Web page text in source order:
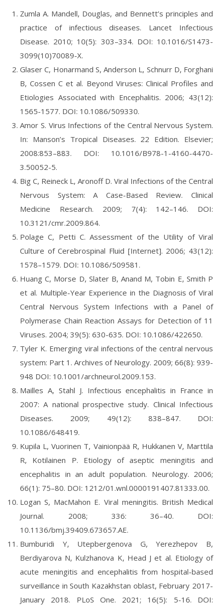
Zumla A. Mandell, Douglas, and Bennett’s principles and
practice of infectious diseases. Lancet Infectious
Disease. 2010; 10(5): 303–334. DOI: 10.1016/S1473-
3099(10)70089-X.
Glaser C, Honarmand S, Anderson L, Schnurr D, Forghani
B, Cossen C et al. Beyond Viruses: Clinical Profiles and
Etiologies Associated with Encephalitis. 2006; 43(12):
1565-1577. DOI: 10.1086/509330.
Amor S. Virus Infections of the Central Nervous System.
In: Manson’s Tropical Diseases. 22 Edition. Elsevier;
2008:853–883. DOI: 10.1016/B978-1-4160-4470-
3.50052-5.
Big C, Reineck L, Aronoff D. Viral Infections of the Central
Nervous System: A Case-Based Review. Clinical
Medicine Research. 2009; 7(4): 142–146. DOI:
10.3121/cmr.2009.864.
Polage C, Petti C. Assessment of the Utility of Viral
Culture of Cerebrospinal Fluid [Internet]. 2006; 43(12):
1578–1579. DOI: 10.1086/509581.
Huang C, Morse D, Slater B, Anand M, Tobin E, Smith P
et al. Multiple-Year Experience in the Diagnosis of Viral
Central Nervous System Infections with a Panel of
Polymerase Chain Reaction Assays for Detection of 11
Viruses. 2004; 39(5): 630-635. DOI: 10.1086/422650.
Tyler K. Emerging viral infections of the central nervous
system: Part 1. Archives of Neurology. 2009; 66(8): 939-
948 DOI: 10.1001/archneurol.2009.153.
Mailles A, Stahl J. Infectious encephalitis in France in
2007: A national prospective study. Clinical Infectious
Diseases. 2009; 49(12): 838–847. DOI:
10.1086/648419.
Kupila L, Vuorinen T, Vainionpää R, Hukkanen V, Marttila
R, Kotilainen P. Etiology of aseptic meningitis and
encephalitis in an adult population. Neurology. 2006;
66(1): 75–80. DOI: 1212/01.wnl.0000191407.81333.00.
Logan S, MacMahon E. Viral meningitis. British Medical
Journal. 2008; 336: 36–40. DOI:
10.1136/bmj.39409.673657.AE.
Bumburidi Y, Utepbergenova G, Yerezhepov B,
Berdiyarova N, Kulzhanova K, Head J et al. Etiology of
acute meningitis and encephalitis from hospital-based
surveillance in South Kazakhstan oblast, February 2017-
January 2018. PLoS One. 2021; 16(5): 5-16. DOI: